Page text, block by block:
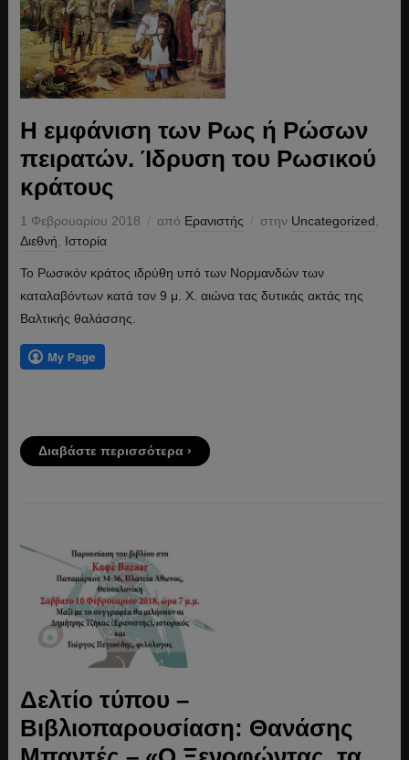
Η εμφάνιση των Ρως ή Ρώσων
πειρατών. Ίδρυση του Ρωσικού
κράτους
1 Φεβρουαρίου 2018 από Ερανιστής στην Uncategorized
Διεθνή
Ιστορία
Το Ρωσικόν κράτος ιδρύθη υπό των Νορμανδών των
καταλαβόντων κατά τον 9 μ. Χ. αιώνα τας δυτικάς ακτάς της
Βαλτικής θαλάσσης.
Διαβάστε περισσότερα ›
Δελτίο τύπου –
Βιβλιοπαρουσίαση: Θανάσης